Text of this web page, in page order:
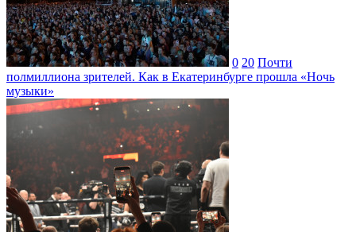
0 20 Почти
полмиллиона зрителей. Как в Екатеринбурге прошла «Ночь
музыки»